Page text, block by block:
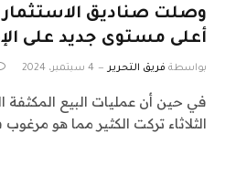
وصلت صناديق الاستثمار
أعلى مستوى جديد على
بواسطة فريق التحرير 4 سبتمبر، 2024
في حين أن عمليات البيع المكثفة
الثلاثاء تركت الكثير مما هو